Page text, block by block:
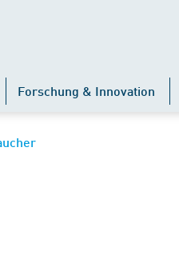
Forschung & Innovation